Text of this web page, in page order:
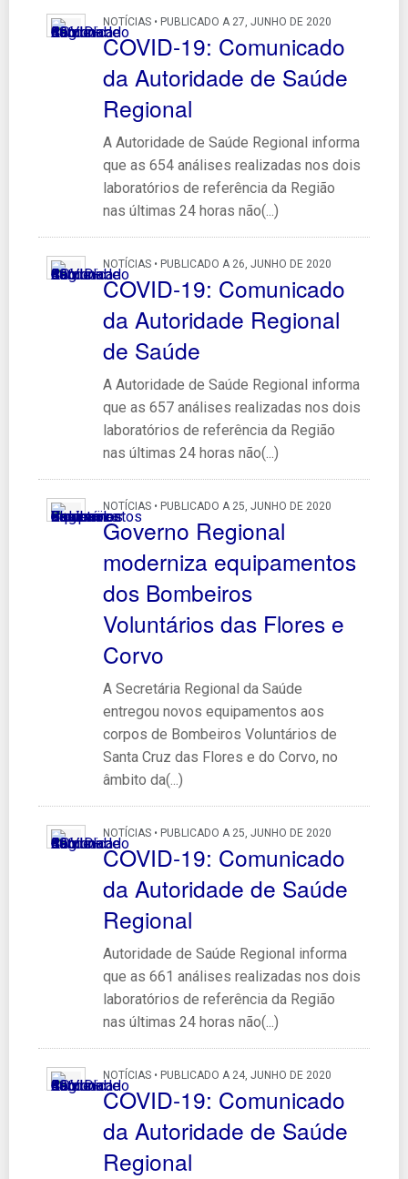
NOTÍCIAS • PUBLICADO A 27, JUNHO DE 2020
COVID-19: Comunicado
da Autoridade de Saúde
Regional
A Autoridade de Saúde Regional informa
que as 654 análises realizadas nos dois
laboratórios de referência da Região
nas últimas 24 horas não(...)
NOTÍCIAS • PUBLICADO A 26, JUNHO DE 2020
COVID-19: Comunicado
da Autoridade Regional
de Saúde
A Autoridade de Saúde Regional informa
que as 657 análises realizadas nos dois
laboratórios de referência da Região
nas últimas 24 horas não(...)
NOTÍCIAS • PUBLICADO A 25, JUNHO DE 2020
Governo Regional
moderniza equipamentos
dos Bombeiros
Voluntários das Flores e
Corvo
A Secretária Regional da Saúde
entregou novos equipamentos aos
corpos de Bombeiros Voluntários de
Santa Cruz das Flores e do Corvo, no
âmbito da(...)
NOTÍCIAS • PUBLICADO A 25, JUNHO DE 2020
COVID-19: Comunicado
da Autoridade de Saúde
Regional
Autoridade de Saúde Regional informa
que as 661 análises realizadas nos dois
laboratórios de referência da Região
nas últimas 24 horas não(...)
NOTÍCIAS • PUBLICADO A 24, JUNHO DE 2020
COVID-19: Comunicado
da Autoridade de Saúde
Regional